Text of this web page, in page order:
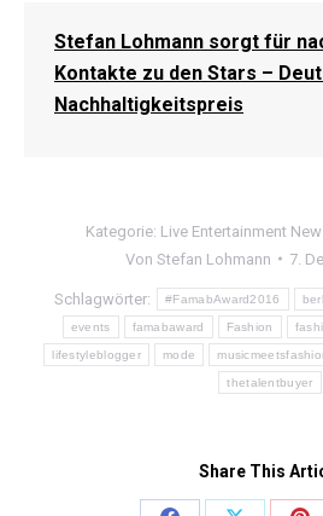
Stefan Lohmann sorgt für
Kontakte zu den Stars –
Nachhaltigkeitspreis
Kategorie: Live Entertainment
Von Stefan Lohmann 7.
Schlagwörter: #FamabAward2016
events famabaward Fashion
lifestyleblogger mode
thetalentbuyer
Share This